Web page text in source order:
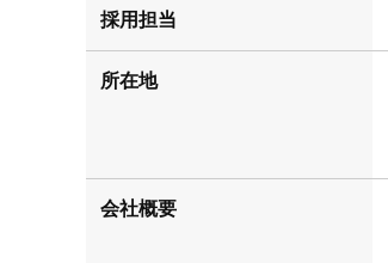
採用担当
所在地
会社概要